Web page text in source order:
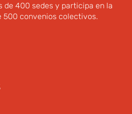
de 400 sedes y participa en la
500 convenios colectivos.